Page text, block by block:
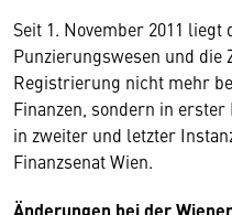
Seit 1. November 2011
Punzierungswesen und die
Registrierung nicht mehr
Finanzen, sondern in
in zweiter und letzter
Finanzsenat Wien.